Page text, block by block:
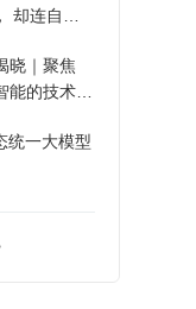
却连自己
晓｜聚焦
的技术路
统一大模型